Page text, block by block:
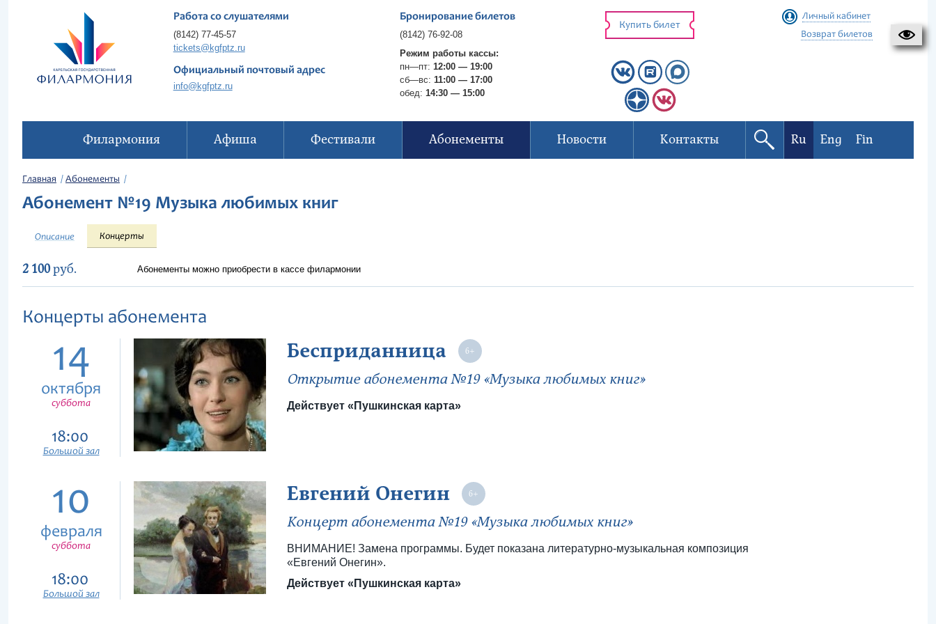
Работа со слушателями
(8142) 77-45-57
tickets@kgfptz.ru
Официальный почтовый адрес
info@kgfptz.ru
Бронирование билетов
(8142) 76-92-08
Режим работы кассы:
пн—пт: 12:00 — 19:00
сб—вс: 11:00 — 17:00
обед: 14:30 — 15:00
Купить билет
Личный кабинет
Возврат билетов
Филармония Афиша Фестивали Абонементы Новости Контакты Ru Eng Fin
Главная Абонементы
Абонемент №19 Музыка любимых книг
Описание Концерты
2 100руб. Абонементы можно приобрести в кассе филармонии
Концерты абонемента
14
октября
суббота
18:00
Большой зал
Бесприданница
Открытие абонемента №19 «Музыка любимых книг»
Действует «Пушкинская карта»
10
февраля
суббота
18:00
Большой зал
Евгений Онегин
Концерт абонемента №19 «Музыка любимых книг»
ВНИМАНИЕ! Замена программы. Будет показана литературно-музыкальная композиция
«Евгений Онегин».
Действует «Пушкинская карта»